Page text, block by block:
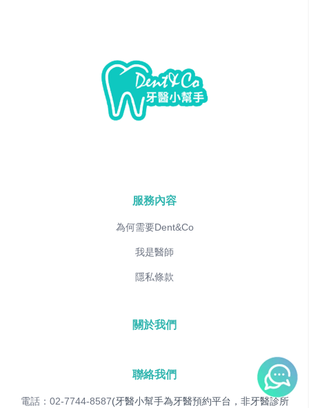
服務內容
為何需要Dent&Co
我是醫師
隱私條款
關於我們
聯絡我們
電話：02-7744-8587(牙醫小幫手為牙醫預約平台，非牙醫診所